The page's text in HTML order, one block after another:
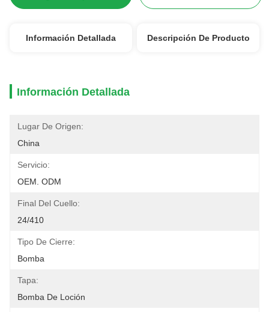
Información Detallada Descripción De Producto
Información Detallada
Lugar De Origen:
China
Servicio:
OEM. ODM
Final Del Cuello:
24/410
Tipo De Cierre:
Bomba
Tapa:
Bomba De Loción